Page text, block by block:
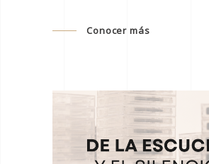
Conocer más